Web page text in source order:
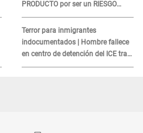
PRODUCTO por ser un RIESGO
MORTAL para consumidores: ¿Cuál
es?
Terror para inmigrantes
indocumentados | Hombre fallece
en centro de detención del ICE tras
sufrir una "emergencia médica"